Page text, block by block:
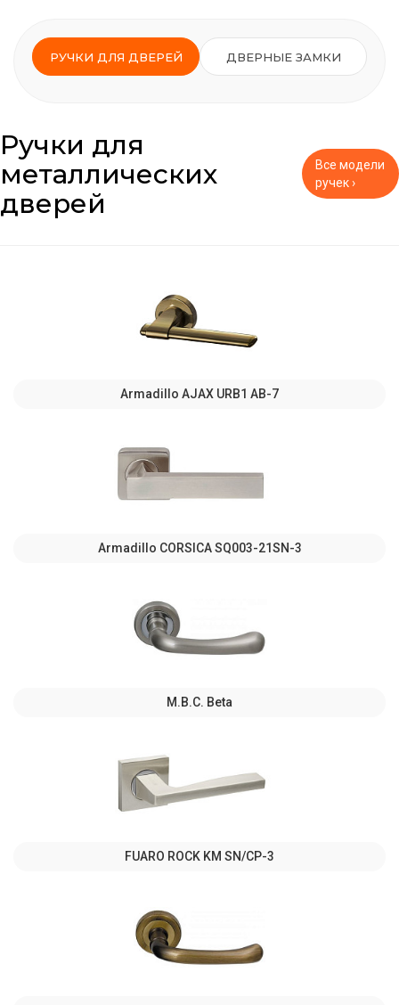
РУЧКИ ДЛЯ ДВЕРЕЙ ДВЕРНЫЕ ЗАМКИ
Ручки для
металлических
дверей
Все модели
ручек ›
Armadillo AJAX URB1 АВ-7
Armadillo CORSICA SQ003-21SN-3
M.B.C. Beta
FUARO ROCK KM SN/CP-3